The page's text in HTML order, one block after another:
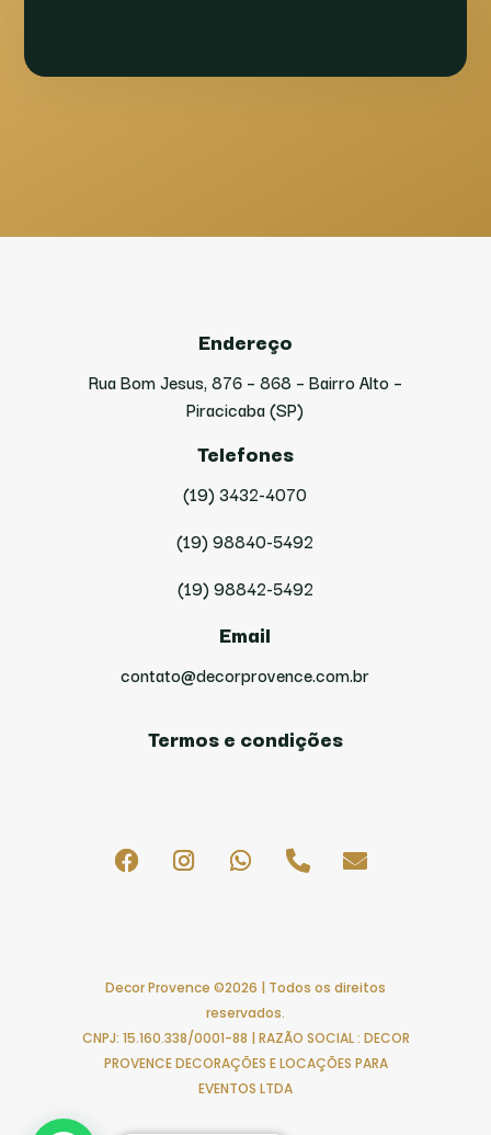
Endereço
Rua Bom Jesus, 876 – 868 – Bairro Alto –
Piracicaba (SP)
Telefones
(19) 3432-4070
(19) 98840-5492
(19) 98842-5492
Email
contato@decorprovence.com.br
Termos e condições
Decor Provence ©2026 | Todos os direitos
reservados.
CNPJ: 15.160.338/0001-88 | RAZÃO SOCIAL : DECOR
PROVENCE DECORAÇÕES E LOCAÇÕES PARA
EVENTOS LTDA